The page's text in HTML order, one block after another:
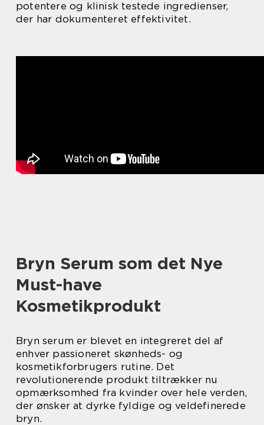
potentere og klinisk testede ingredienser,
der har dokumenteret effektivitet.
Bryn Serum som det Nye
Must-have
Kosmetikprodukt
Bryn serum er blevet en integreret del af
enhver passioneret skønheds- og
kosmetikforbrugers rutine. Det
revolutionerende produkt tiltrækker nu
opmærksomhed fra kvinder over hele verden,
der ønsker at dyrke fyldige og veldefinerede
bryn.